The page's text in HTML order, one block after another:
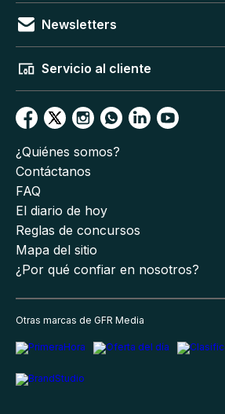
Newsletters
Servicio al cliente
¿Quiénes somos?
Contáctanos
FAQ
El diario de hoy
Reglas de concursos
Mapa del sitio
¿Por qué confiar en nosotros?
Otras marcas de GFR Media